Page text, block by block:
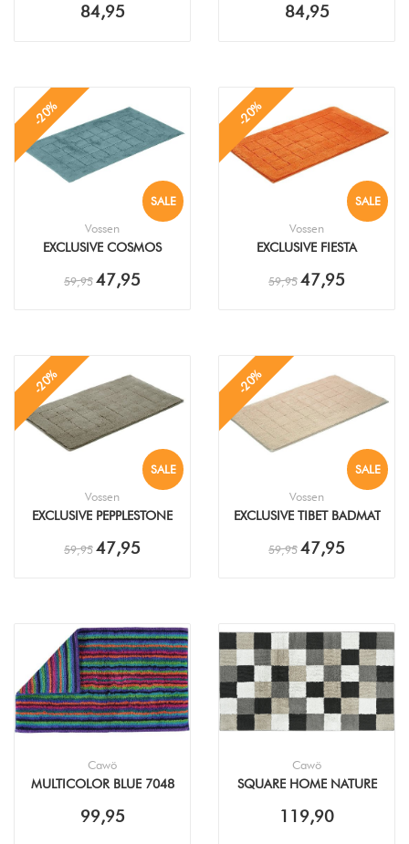
84,95 84,95
SALE
-20%
Vossen
EXCLUSIVE COSMOS
59,95 47,95
SALE
-20%
Vossen
EXCLUSIVE FIESTA
59,95 47,95
SALE
-20%
Vossen
EXCLUSIVE PEPPLESTONE
59,95 47,95
SALE
-20%
Vossen
EXCLUSIVE TIBET BADMAT
59,95 47,95
Cawö
MULTICOLOR BLUE 7048
99,95
Cawö
SQUARE HOME NATURE
119,90